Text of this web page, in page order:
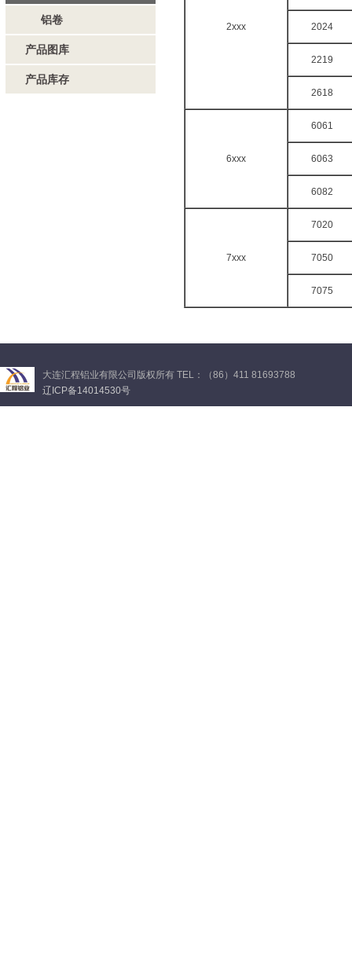
铝卷
产品图库
产品库存
2xxx 2024
2219
2618
6xxx
6061
6063
6082
7xxx
7020
7050
7075
大连汇程铝业有限公司版权所有 TEL：（86）411 81693788
辽ICP备14014530号